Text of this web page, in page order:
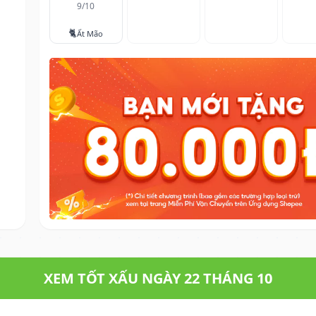
9/10
🐈Ất Mão
XEM TỐT XẤU NGÀY 22 THÁNG 10